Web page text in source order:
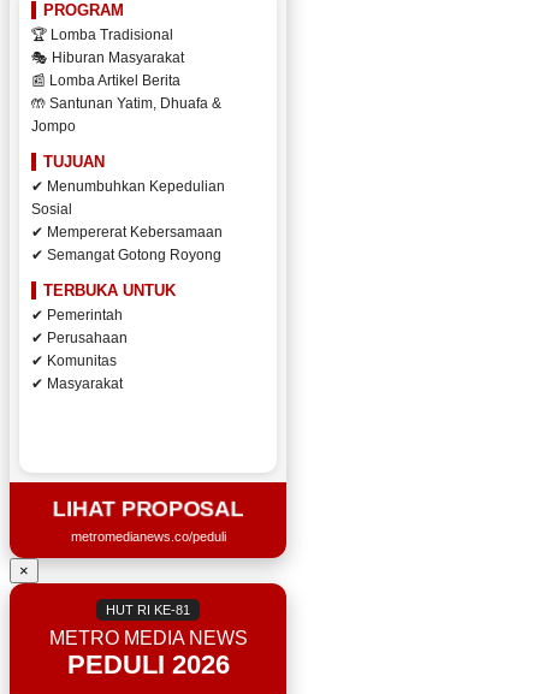
PROGRAM
🏆 Lomba Tradisional
🎭 Hiburan Masyarakat
📰 Lomba Artikel Berita
🤲 Santunan Yatim, Dhuafa &
Jompo
TUJUAN
✔ Menumbuhkan Kepedulian
Sosial
✔ Mempererat Kebersamaan
✔ Semangat Gotong Royong
TERBUKA UNTUK
✔ Pemerintah
✔ Perusahaan
✔ Komunitas
✔ Masyarakat
LIHAT PROPOSAL
metromedianews.co/peduli
×
HUT RI KE-81
METRO MEDIA NEWS
PEDULI 2026